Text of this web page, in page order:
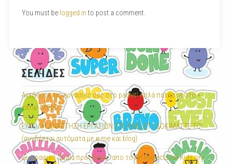
You must be logged in to post a comment.
ΣΕΛΊΔΕΣ
Ανεβάστε τις εργασίες σας στο padlet! Απλά πατήστε στο +
κάτω δεξιά!
ΕΥΚΟΛΗ ΑΝΑΡΤΗΣΗ ΕΡΓΑΣΙΩΝ ΣΤΟ PADLET ! ΔΟΚΙΜΑΣΤΕ ΤΟ!
(συνδέεται αυτόματα με e-me και blog)
Ζωγραφική “βήμα προς βήμα” απο το Art Projects for Kids.org